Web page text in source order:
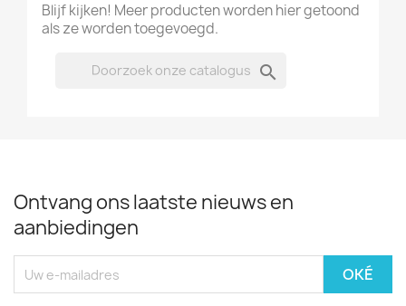
Blijf kijken! Meer producten worden hier getoond
als ze worden toegevoegd.

Ontvang ons laatste nieuws en
aanbiedingen